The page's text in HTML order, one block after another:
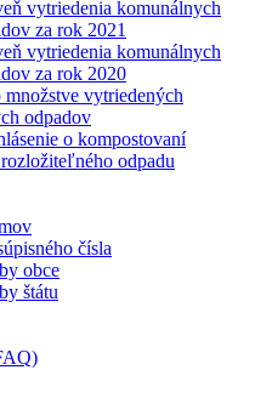
vytriedenia komunálnych
za rok 2021
vytriedenia komunálnych
za rok 2020
vytriedených
odpadov
o kompostovaní
odpadu
čísla
obce
štátu